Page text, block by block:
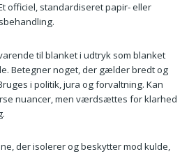
officiel, standardiseret papir- eller
til blanket i udtryk som blanket
Betegner noget, der gælder bredt og
i politik, jura og forvaltning. Kan
nuancer, men værdsættes for klarhed
der isolerer og beskytter mod kulde,